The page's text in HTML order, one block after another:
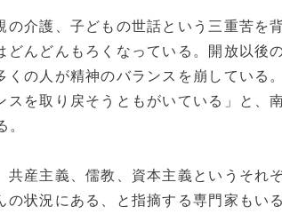
介護、子どもの世話という三重苦を
どんどんもろくなっている。開放以後
くの人が精神のバランスを崩している
スを取り戻そうともがいている」と、
。
産主義、儒教、資本主義というそれ
の状況にある、と指摘する専門家もいる